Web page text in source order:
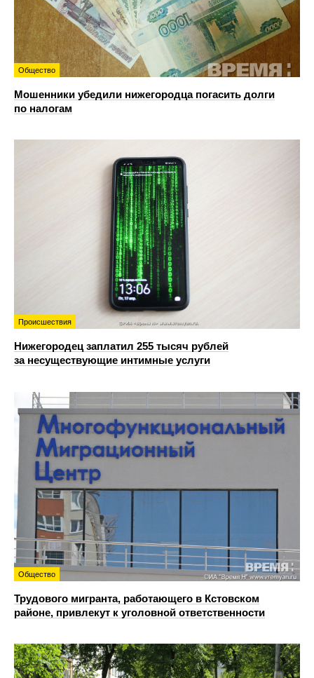
Общество
Мошенники убедили нижегородца погасить долги
по налогам
Происшествия
Нижегородец заплатил 255 тысяч рублей
за несуществующие интимные услуги
Общество
Трудового мигранта, работающего в Кстовском
районе, привлекут к уголовной ответственности